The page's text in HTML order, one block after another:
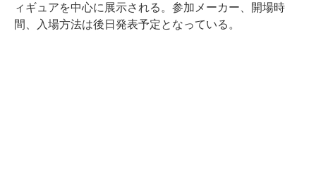
ィギュアを中心に展示される。参加メーカー、開場時
間、入場方法は後日発表予定となっている。